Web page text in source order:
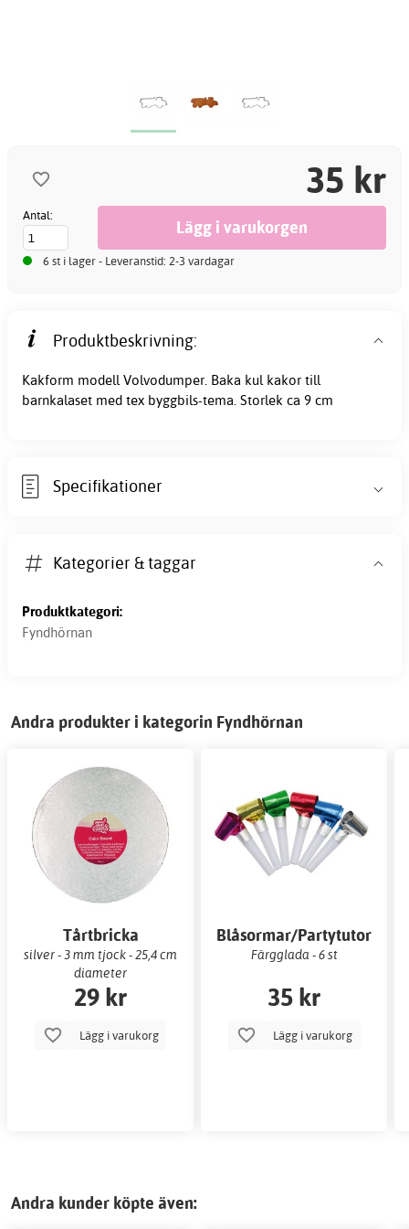
35 kr
Antal:
6 st i lager - Leveranstid: 2-3 vardagar
Produktbeskrivning:
Kakform modell Volvodumper. Baka kul kakor till
barnkalaset med tex byggbils-tema. Storlek ca 9 cm
Specifikationer
Kategorier & taggar
Produktkategori:
Fyndhörnan
Andra produkter i kategorin Fyndhörnan
Tårtbricka
silver - 3 mm tjock - 25,4 cm
diameter
29 kr
Lägg i varukorg
Blåsormar/Partytutor
Färgglada - 6 st
35 kr
Lägg i varukorg
Andra kunder köpte även: